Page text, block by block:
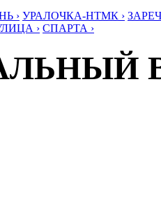
› УРАЛОЧКА-НТМК ›
› СПАРТА ›